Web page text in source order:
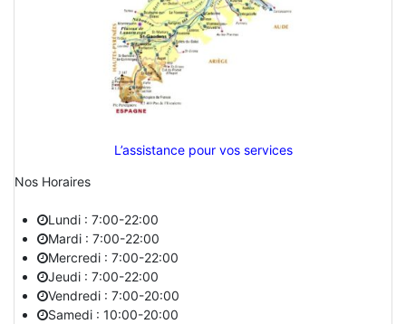
L’assistance pour vos services
Nos Horaires
Lundi : 7:00-22:00
Mardi : 7:00-22:00
Mercredi : 7:00-22:00
Jeudi : 7:00-22:00
Vendredi : 7:00-20:00
Samedi : 10:00-20:00